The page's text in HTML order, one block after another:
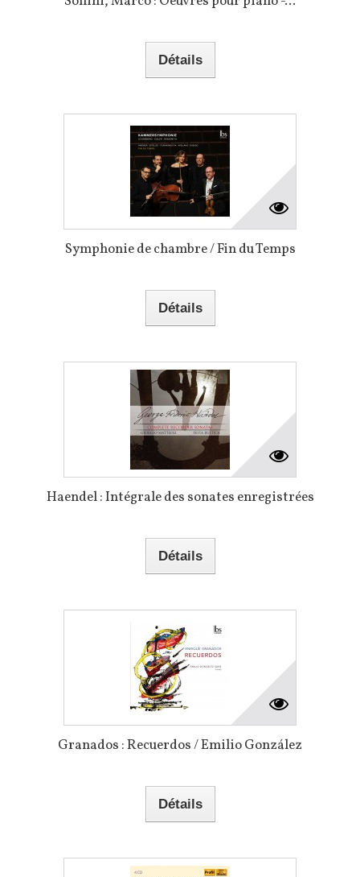
Détails
Symphonie de chambre / Fin du Temps
Détails
Haendel : Intégrale des sonates enregistrées
Détails
Granados : Recuerdos / Emilio González
Détails